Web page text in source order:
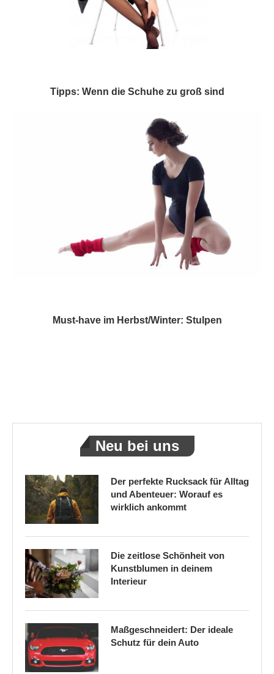
Tipps: Wenn die Schuhe zu groß sind
Must-have im Herbst/Winter: Stulpen
Neu bei uns
Der perfekte Rucksack für Alltag
und Abenteuer: Worauf es
wirklich ankommt
Die zeitlose Schönheit von
Kunstblumen in deinem
Interieur
Maßgeschneidert: Der ideale
Schutz für dein Auto